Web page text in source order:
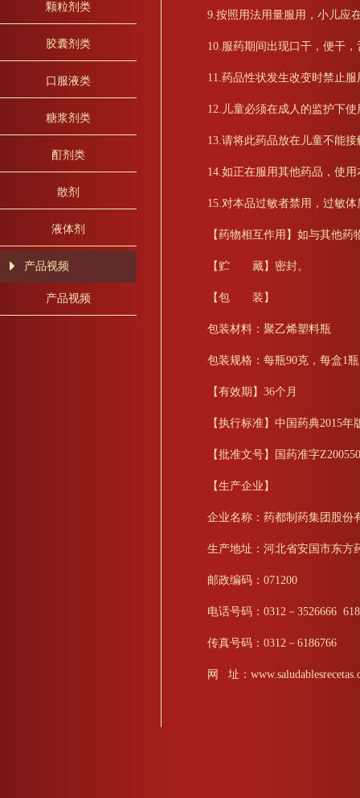
颗粒剂类
胶囊剂类
口服液类
糖浆剂类
酊剂类
散剂
液体剂
产品视频
产品视频
9.按照用法用量服用，小儿应
10.服药期间出现口干，便干
11.药品性状发生改变时禁止服
12.儿童必须在成人的监护下使
13.请将此药品放在儿童不能
14.如正在服用其他药品，使
15.对本品过敏者禁用，过敏
【药物相互作用】如与其他
【贮 藏】密封。
【包 装】
包装材料：聚乙烯塑料瓶
包装规格：每瓶90克，每盒1
【有效期】36个月
【执行标准】中国药典2015年
【批准文号】国药准字
【生产企业】
企业名称：药都制药集团股份
生产地址：河北省安国市东方
邮政编码：071200
电话号码：0312－3526666
传真号码：0312－6186766
网 址：